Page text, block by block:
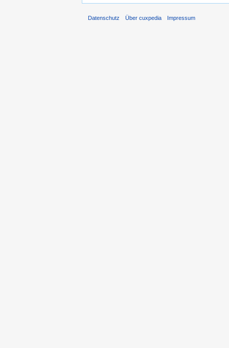
Datenschutz Über cuxpedia Impressum